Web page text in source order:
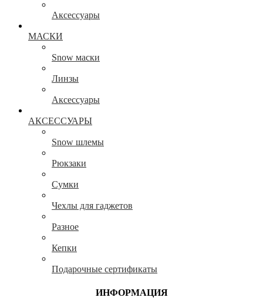
Аксессуары
МАСКИ
Snow маски
Линзы
Аксессуары
АКСЕССУАРЫ
Snow шлемы
Рюкзаки
Сумки
Чехлы для гаджетов
Разное
Кепки
Подарочные сертификаты
ИНФОРМАЦИЯ